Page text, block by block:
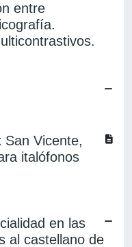
entre
San Vicente,
italófonos
en las
al castellano de